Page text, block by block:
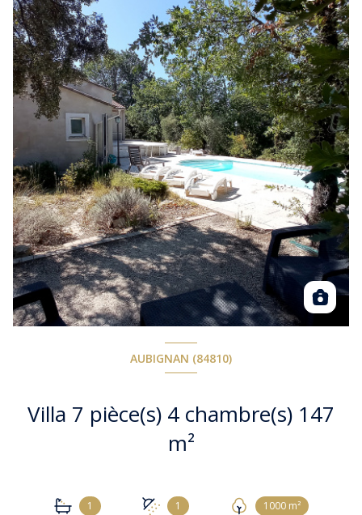
AUBIGNAN (84810)
Villa 7 pièce(s) 4 chambre(s) 147
m²
1 1 1000 m²